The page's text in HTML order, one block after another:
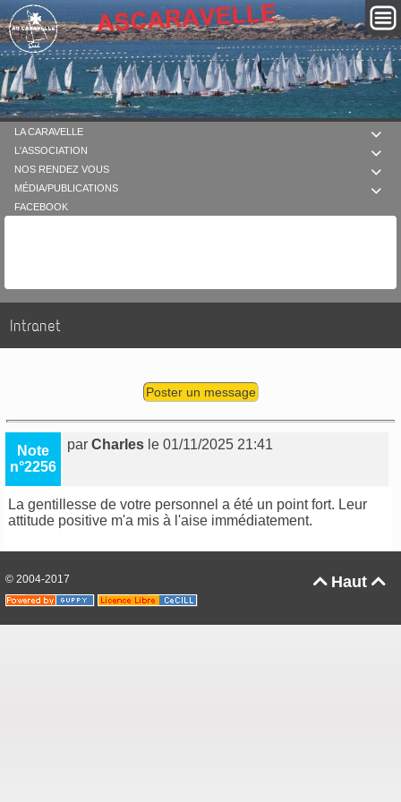

LA CARAVELLE

L'ASSOCIATION

NOS RENDEZ VOUS

MÉDIA/PUBLICATIONS
FACEBOOK
Intranet
Poster un message
Note
n°2256
parCharles le 01/11/2025 21:41
La gentillesse de votre personnel a été un point fort. Leur
attitude positive m'a mis à l'aise immédiatement.
Haut 
© 2004-2017